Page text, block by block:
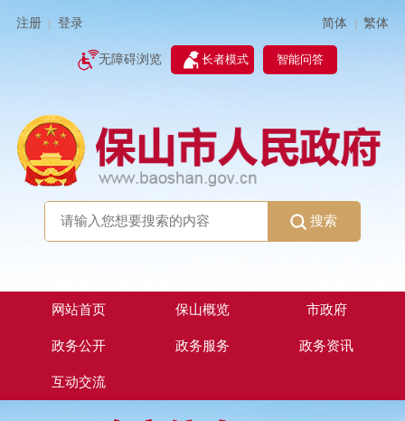
注册 登录 简体 | 繁体
无障碍浏览 长者模式 智能问答
搜索
网站首页 保山概览 市政府
政务公开 政务服务 政务资讯
互动交流